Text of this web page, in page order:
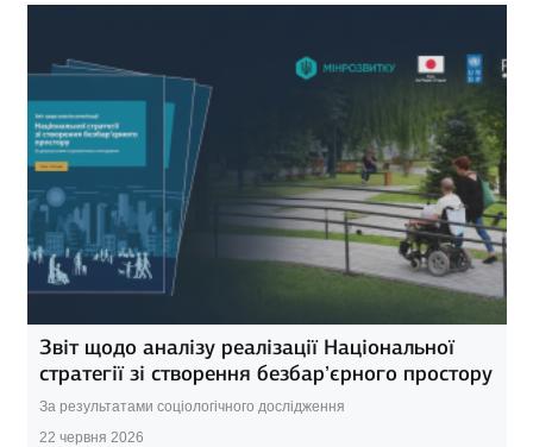
Звіт щодо аналізу реалізації Національної
стратегії зі створення безбар’єрного простору
За результатами соціологічного дослідження
22 червня 2026